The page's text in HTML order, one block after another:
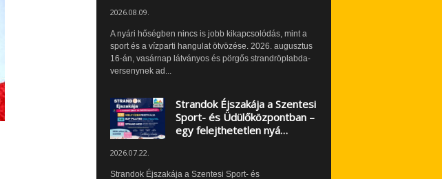
2026.08.09.
A nyári hőségben nincs is jobb kikapcsolódás, mint a
sport és a vízparti hangulat ötvözése. 2026. augusztus
16-án, vasárnap látványos és pörgős strandröplabda-
versenynek ad...
Strandok Éjszakája a Szentesi
Sport- és Üdülőközpontban –
egy felejthetetlen nyá…
2026.07.22.
Strandok Éjszakája a Szentesi Sport- és